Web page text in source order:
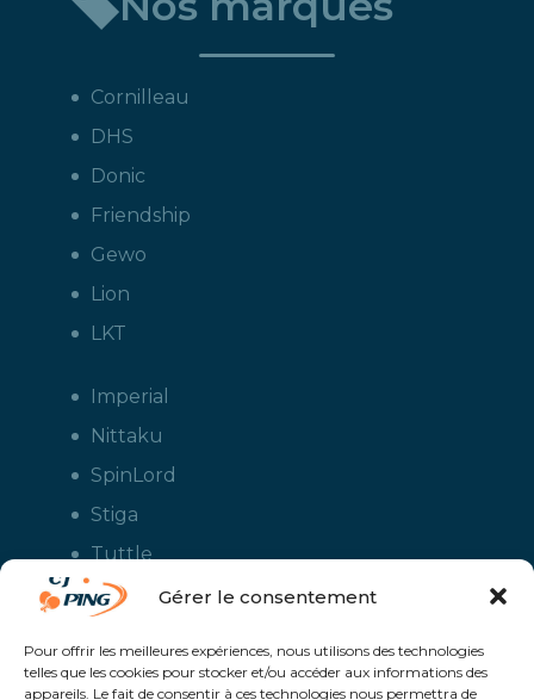
Gérer le consentement
Pour offrir les meilleures expériences, nous utilisons des technologies
telles que les cookies pour stocker et/ou accéder aux informations des
appareils. Le fait de consentir à ces technologies nous permettra de
Cornilleau
DHS
Donic
Friendship
Gewo
Lion
LKT
Imperial
Nittaku
SpinLord
Stiga
Tuttle
Xiom